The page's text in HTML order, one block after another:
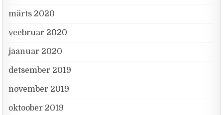
märts 2020
veebruar 2020
jaanuar 2020
detsember 2019
november 2019
oktoober 2019